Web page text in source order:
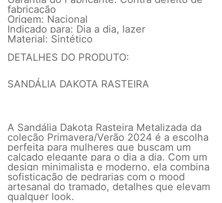
fabricação
Origem: Nacional
Indicado para: Dia a dia, lazer
Material: Sintético
DETALHES DO PRODUTO:
SANDÁLIA DAKOTA RASTEIRA
A Sandália Dakota Rasteira Metalizada da
coleção Primavera/Verão 2024 é a escolha
perfeita para mulheres que buscam um
calçado elegante para o dia a dia. Com um
design minimalista e moderno, ela combina
sofisticação de pedrarias com o mood
artesanal do tramado, detalhes que elevam
qualquer look.